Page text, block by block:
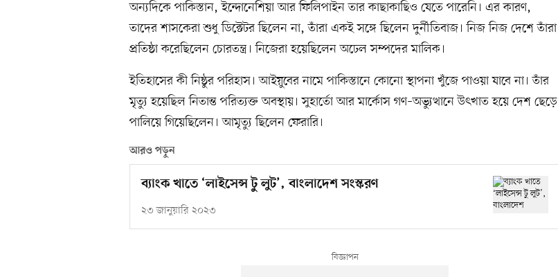
অন্যদিকে পাকিস্তান, ইন্দোনেশিয়া আর ফিলিপাইন তার কাছাকাছিও যেতে পারেনি। এর কারণ,
তাদের শাসকেরা শুধু ডিক্টেটর ছিলেন না, তাঁরা একই সঙ্গে ছিলেন দুর্নীতিবাজ। নিজ নিজ দেশে তাঁরা
প্রতিষ্ঠা করেছিলেন চোরতন্ত্র। নিজেরা হয়েছিলেন অঢেল সম্পদের মালিক।
ইতিহাসের কী নিষ্ঠুর পরিহাস। আইয়ুবের নামে পাকিস্তানে কোনো স্থাপনা খুঁজে পাওয়া যাবে না। তাঁর
মৃত্যু হয়েছিল নিতান্ত পরিত্যক্ত অবস্থায়। সুহার্তো আর মার্কোস গণ–অভ্যুত্থানে উৎখাত হয়ে দেশ ছেড়ে
পালিয়ে গিয়েছিলেন। আমৃত্যু ছিলেন ফেরারি।
আরও পড়ুন
ব্যাংক খাতে ‘লাইসেন্স টু লুট’, বাংলাদেশ সংস্করণ
২৩ জানুয়ারি ২০২৩